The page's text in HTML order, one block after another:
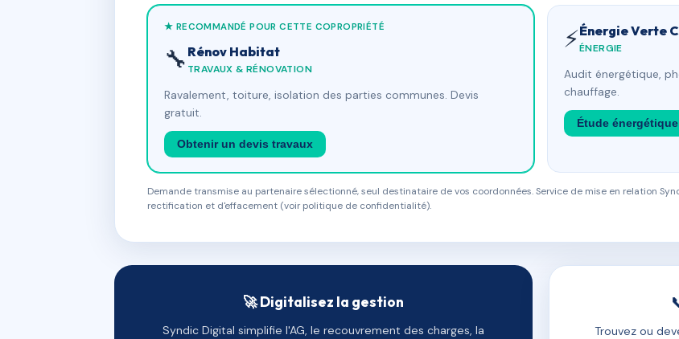
★ RECOMMANDÉ POUR CETTE COPROPRIÉTÉ
🔧 Rénov Habitat
TRAVAUX & RÉNOVATION
Ravalement, toiture, isolation des parties communes. Devis
gratuit.
Obtenir un devis travaux
⚡Énergie Verte
ÉNERGIE
Audit énergétique,
chauffage.
Étude énergétique
Demande transmise au partenaire sélectionné, seul destinataire de vos coordonnées. Service de mise en relation
rectification et d'effacement (voir politique de confidentialité).
🚀 Digitalisez la gestion
Syndic Digital simplifie l'AG, le recouvrement des charges, la
Trouvez ou